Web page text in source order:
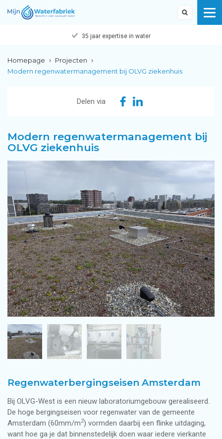
35 jaar expertise in water
Homepage
Projecten
Modern regenwatermanagement bij OLVG ziekenhuis
Delen via
Modern regenwatermanagement bij
OLVG ziekenhuis
Regenwaterbergingseisen Amsterdam
Bij OLVG-West is een nieuw laboratoriumgebouw gerealiseerd.
De hoge bergingseisen voor regenwater van de gemeente
Amsterdam (60mm/m2) vormden daarbij een flinke uitdaging,
want hoe ga je dat binnenstedelijk doen waar iedere vierkante